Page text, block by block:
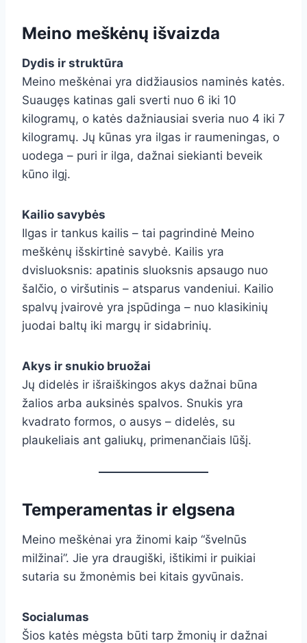
Meino meškėnų išvaizda
Dydis ir struktūra
Meino meškėnai yra didžiausios naminės katės.
Suaugęs katinas gali sverti nuo 6 iki 10
kilogramų, o katės dažniausiai sveria nuo 4 iki 7
kilogramų. Jų kūnas yra ilgas ir raumeningas, o
uodega – puri ir ilga, dažnai siekianti beveik
kūno ilgį.
Kailio savybės
Ilgas ir tankus kailis – tai pagrindinė Meino
meškėnų išskirtinė savybė. Kailis yra
dvisluoksnis: apatinis sluoksnis apsaugo nuo
šalčio, o viršutinis – atsparus vandeniui. Kailio
spalvų įvairovė yra įspūdinga – nuo klasikinių
juodai baltų iki margų ir sidabrinių.
Akys ir snukio bruožai
Jų didelės ir išraiškingos akys dažnai būna
žalios arba auksinės spalvos. Snukis yra
kvadrato formos, o ausys – didelės, su
plaukeliais ant galiukų, primenančiais lūšį.
Temperamentas ir elgsena
Meino meškėnai yra žinomi kaip “švelnūs
milžinai”. Jie yra draugiški, ištikimi ir puikiai
sutaria su žmonėmis bei kitais gyvūnais.
Socialumas
Šios katės mėgsta būti tarp žmonių ir dažnai